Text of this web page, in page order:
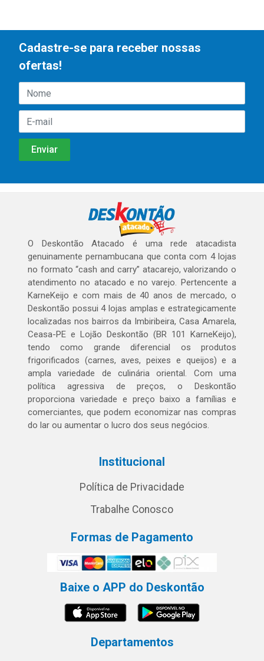
Cadastre-se para receber nossas
ofertas!
O Deskontão Atacado é uma rede atacadista
genuinamente pernambucana que conta com 4 lojas
no formato “cash and carry” atacarejo, valorizando o
atendimento no atacado e no varejo. Pertencente a
KarneKeijo e com mais de 40 anos de mercado, o
Deskontão possui 4 lojas amplas e estrategicamente
localizadas nos bairros da Imbiribeira, Casa Amarela,
Ceasa-PE e Lojão Deskontão (BR 101 KarneKeijo),
tendo como grande diferencial os produtos
frigorificados (carnes, aves, peixes e queijos) e a
ampla variedade de culinária oriental. Com uma
política agressiva de preços, o Deskontão
proporciona variedade e preço baixo a famílias e
comerciantes, que podem economizar nas compras
do lar ou aumentar o lucro dos seus negócios.
Institucional
Política de Privacidade
Trabalhe Conosco
Formas de Pagamento
Baixe o APP do Deskontão
Departamentos